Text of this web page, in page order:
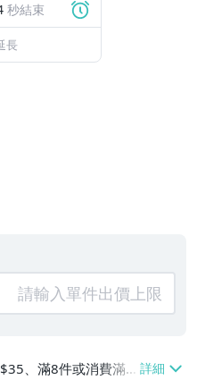
秒結束
長
、滿8件或消費滿